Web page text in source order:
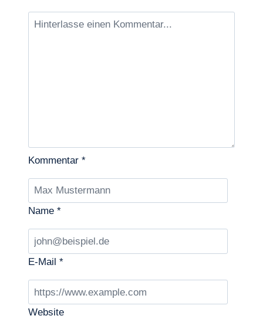
Kommentar *
Name *
E-Mail *
Website